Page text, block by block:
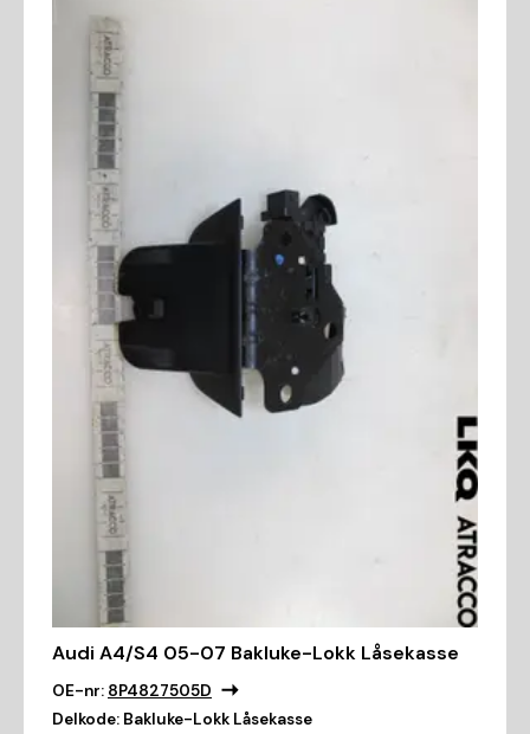
Audi A4/S4 05-07 Bakluke-Lokk Låsekasse
OE-nr: 8P4827505D
Delkode: Bakluke-Lokk Låsekasse